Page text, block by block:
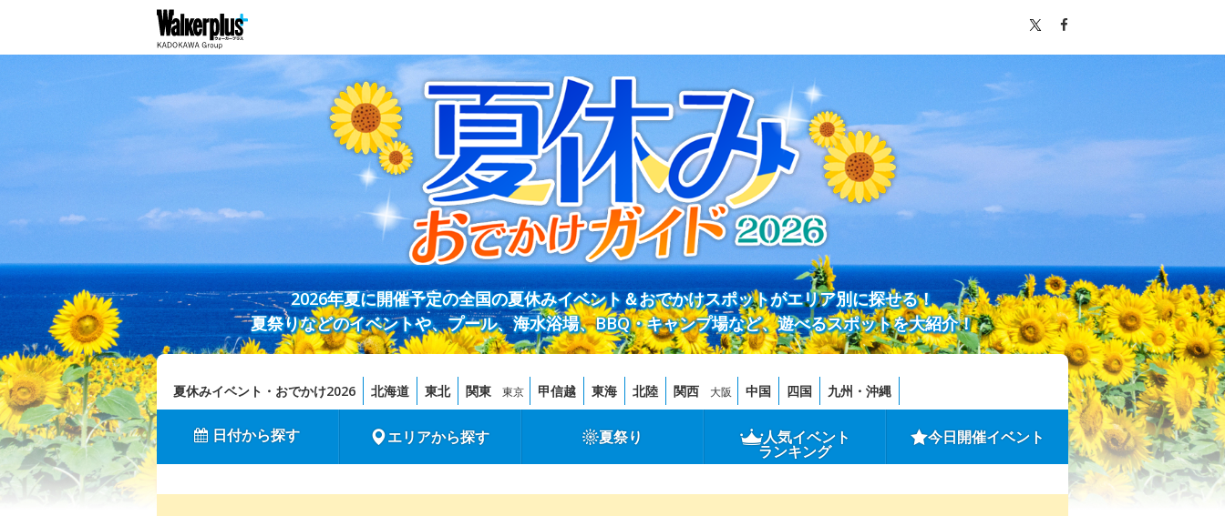
2026年夏に開催予定の全国の夏休みイベント＆おでかけスポットがエリア別に探せる！
夏祭りなどのイベントや、プール、海水浴場、BBQ・キャンプ場など、遊べるスポットを大紹介！
夏休みイベント・おでかけ2026 北海道 東北 関東 東京 甲信越 東海 北陸 関西 大阪 中国 四国 九州・沖縄
日付から探す エリアから探す 夏祭り 人気イベント
ランキング
今日開催イベント